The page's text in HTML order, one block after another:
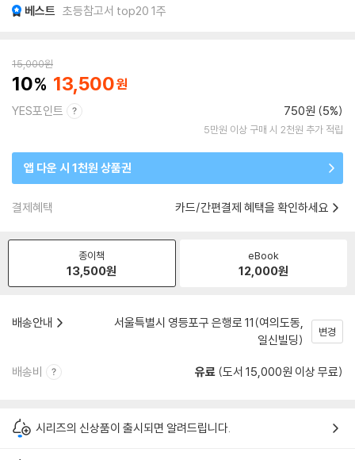
베스트 초등참고서 top20 1주
15,000원
10 13,500
YES포인트 750원 (5%)
5만원 이상 구매 시 2천원 추가 적립
앱 다운 시 1천원 상품권
결제혜택 카드/간편결제 혜택을 확인하세요
종이책
13,500원
eBook
12,000원
배송안내
서울특별시 영등포구 은행로 11(여의도동,
일신빌딩)
변경
배송비 유료 (도서 15,000원 이상 무료)
시리즈의 신상품이 출시되면 알려드립니다.